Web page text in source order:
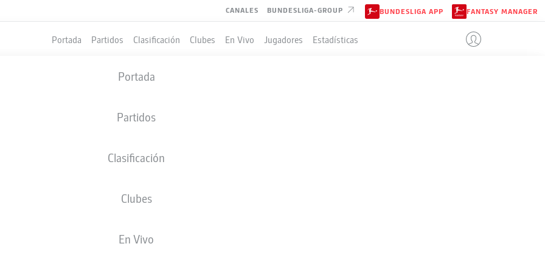
CANALES BUNDESLIGA-GROUP BUNDESLIGA APP FANTASY MANAGER
Portada Partidos Clasificación Clubes En Vivo Jugadores Estadísticas
Portada
Partidos
Clasificación
Clubes
En Vivo